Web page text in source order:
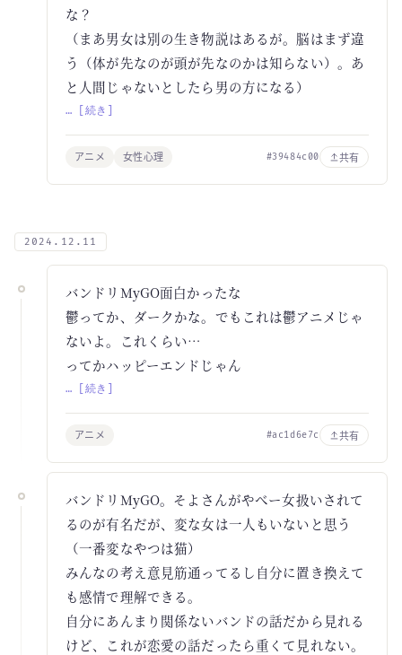
な？
（まあ男女は別の生き物説はあるが。脳はまず違
う（体が先なのが頭が先なのかは知らない）。あ
と人間じゃないとしたら男の方になる）
… [続き]
アニメ 女性心理 #39484c00 共有
2024.12.11
バンドリMyGO面白かったな
鬱ってか、ダークかな。でもこれは鬱アニメじゃ
ないよ。これくらい…
ってかハッピーエンドじゃん
… [続き]
アニメ #ac1d6e7c 共有
バンドリMyGO。そよさんがやべー女扱いされて
るのが有名だが、変な女は一人もいないと思う
（一番変なやつは猫）
みんなの考え意見筋通ってるし自分に置き換えて
も感情で理解できる。
自分にあんまり関係ないバンドの話だから見れる
けど、これが恋愛の話だったら重くて見れない。